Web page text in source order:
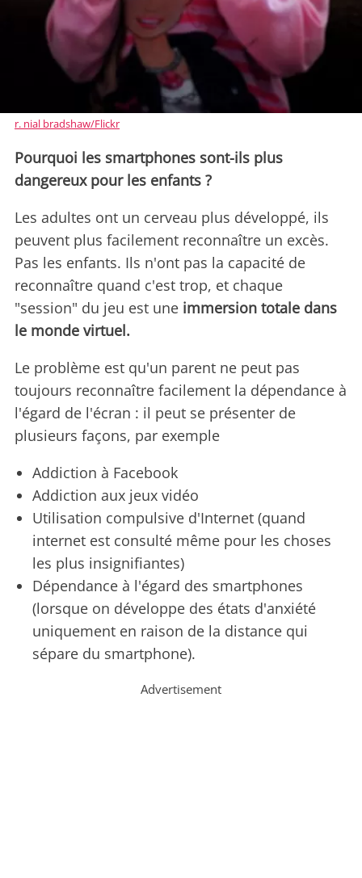
r. nial bradshaw/Flickr
Pourquoi les smartphones sont-ils plus
dangereux pour les enfants ?
Les adultes ont un cerveau plus développé, ils
peuvent plus facilement reconnaître un excès.
Pas les enfants. Ils n'ont pas la capacité de
reconnaître quand c'est trop, et chaque
"session" du jeu est une immersion totale dans
le monde virtuel.
Le problème est qu'un parent ne peut pas
toujours reconnaître facilement la dépendance à
l'égard de l'écran : il peut se présenter de
plusieurs façons, par exemple
Addiction à Facebook
Addiction aux jeux vidéo
Utilisation compulsive d'Internet (quand
internet est consulté même pour les choses
les plus insignifiantes)
Dépendance à l'égard des smartphones
(lorsque on développe des états d'anxiété
uniquement en raison de la distance qui
sépare du smartphone).
Advertisement